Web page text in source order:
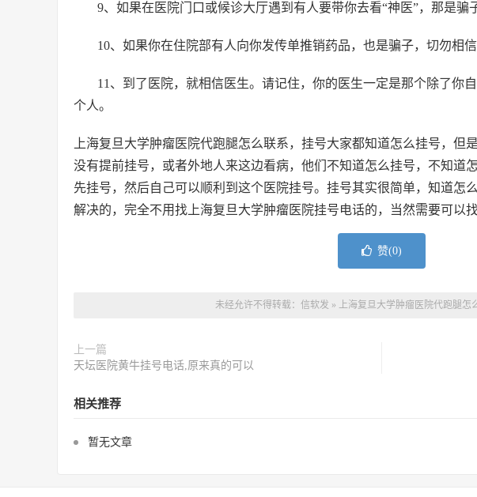
9、如果在医院门口或候诊大厅遇到有人要带你去看“神医”，那是骗
10、如果你在住院部有人向你发传单推销药品，也是骗子，切勿相信
11、到了医院，就相信医生。请记住，你的医生一定是那个除了你
个人。
上海复旦大学肿瘤医院代跑腿怎么联系， 挂号大家都知道怎么挂号，但
没有提前挂号，或者外地人来这边看病，他们不知道怎么挂号，不知道
先挂号，然后自己可以顺利到这个医院挂号。挂号其实很简单，知道怎
解决的，完全不用找上海复旦大学肿瘤医院挂号电话的，当然需要可以
赞(0)
未经允许不得转载： 信软发 » 上海复旦大学肿瘤医院代跑腿怎
上一篇
天坛医院黄牛挂号电话,原来真的可以
相关推荐
暂无文章